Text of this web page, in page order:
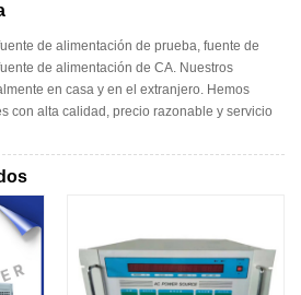
de alimentación de prueba, fuente de
de alimentación de CA. Nuestros
en casa y en el extranjero. Hemos
con alta calidad, precio razonable y servicio